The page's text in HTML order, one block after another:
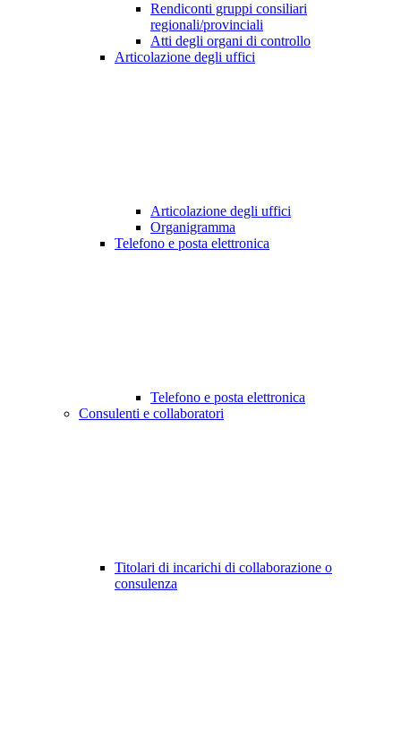
Rendiconti gruppi consiliari
regionali/provinciali
Atti degli organi di controllo
Articolazione degli uffici
Articolazione degli uffici
Organigramma
Telefono e posta elettronica
Telefono e posta elettronica
Consulenti e collaboratori
Titolari di incarichi di collaborazione o
consulenza